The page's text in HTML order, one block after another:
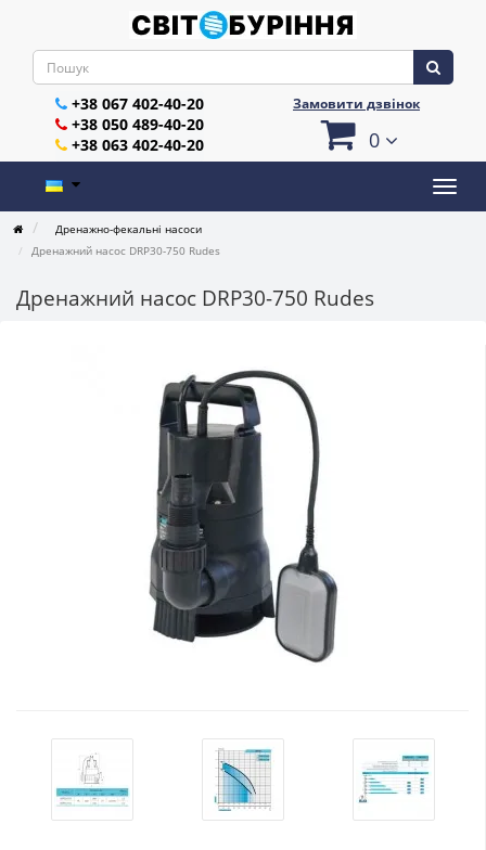
+38 067 402-40-20
+38 050 489-40-20
+38 063 402-40-20
Замовити дзвінок
0
Дренажно-фекальні насоси
Дренажний насос DRP30-750 Rudes
Дренажний насос DRP30-750 Rudes